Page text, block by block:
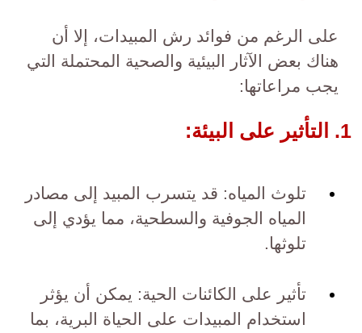
على الرغم من فوائد رش المبيدات، إلا أن
هناك بعض الآثار البيئية والصحية المحتملة التي
يجب مراعاتها:
1. التأثير على البيئة:
تلوث المياه: قد يتسرب المبيد إلى مصادر
المياه الجوفية والسطحية، مما يؤدي إلى
تلوثها.
تأثير على الكائنات الحية: يمكن أن يؤثر
استخدام المبيدات على الحياة البرية، بما